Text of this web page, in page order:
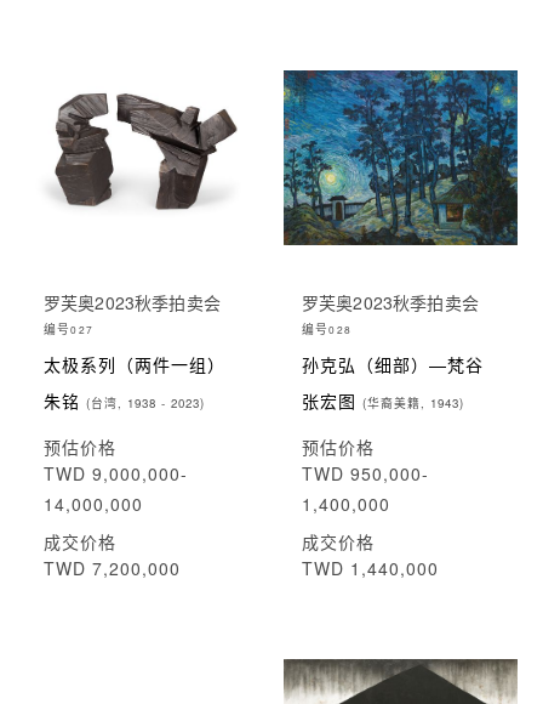
罗芙奥2023秋季拍卖会
编号027
太极系列（两件一组）
朱铭 (台湾, 1938 - 2023)
预估价格
TWD 9,000,000-
14,000,000
成交价格
TWD 7,200,000
罗芙奥2023秋季拍卖会
编号028
孙克弘（细部）—梵谷
张宏图 (华裔美籍, 1943)
预估价格
TWD 950,000-
1,400,000
成交价格
TWD 1,440,000